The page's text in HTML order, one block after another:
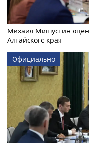
Михаил Мишустин
Алтайского края
Официально